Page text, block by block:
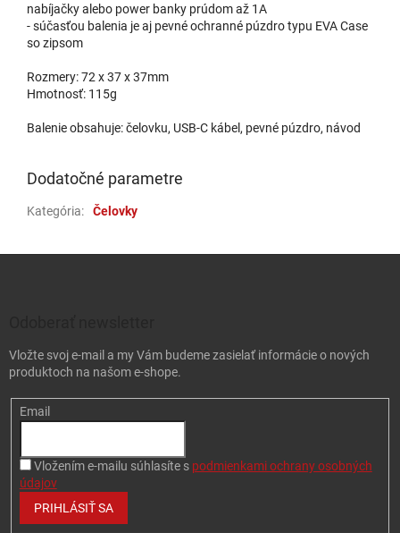
nabíjačky alebo power banky prúdom až 1A
- súčasťou balenia je aj pevné ochranné púzdro typu EVA Case
so zipsom
Rozmery: 72 x 37 x 37mm
Hmotnosť: 115g
Balenie obsahuje: čelovku, USB-C kábel, pevné púzdro, návod
Dodatočné parametre
Kategória: Čelovky
Vložte svoj e-mail a my Vám budeme zasielať informácie o nových
produktoch na našom e-shope.
Email
Vložením e-mailu súhlasíte s podmienkami ochrany osobných
údajov
PRIHLÁSIŤ SA